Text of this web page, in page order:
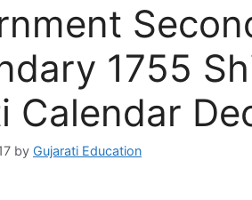
1755
Calendar
by Gujarati Education